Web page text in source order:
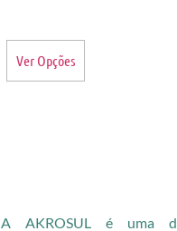
Ver Opções
A AKROSUL é uma